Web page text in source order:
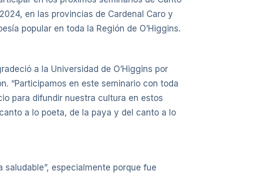
en las provincias de Cardenal Caro y
popular en toda la Región de O’Higgins.
a la Universidad de O’Higgins por
“Participamos en este seminario con toda
para difundir nuestra cultura en estos
a lo poeta, de la paya y del canto a lo
especialmente porque fue